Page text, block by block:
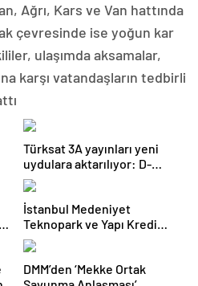
Ağrı, Kars ve Van hattında
çevresinde ise yoğun kar
ulaşımda aksamalar,
karşı vatandaşların tedbirli
Türksat 3A yayınları yeni
uydulara aktarılıyor: D-
Smart’tan kritik uyarı
İstanbul Medeniyet
Teknopark ve Yapı Kredi
FRWRD’den açık inovasyon
buluşması
DMM’den ‘Mekke Ortak